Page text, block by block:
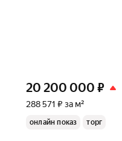
20 200 000 ₽
288 571 ₽ за м²
онлайн показ торг